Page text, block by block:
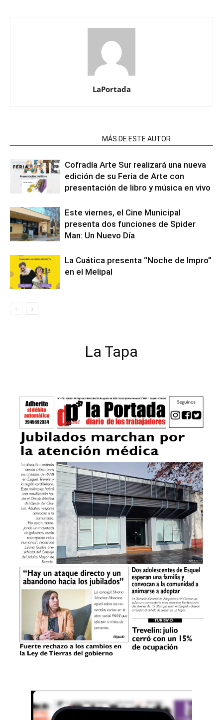
LaPortada
MÁS DE ESTE AUTOR
Cofradía Arte Sur realizará una nueva
edición de su Feria de Arte con
presentación de libro y música en vivo
Este viernes, el Cine Municipal
presenta dos funciones de Spider
Man: Un Nuevo Día
La Cuática presenta “Noche de Impro”
en el Melipal
La Tapa